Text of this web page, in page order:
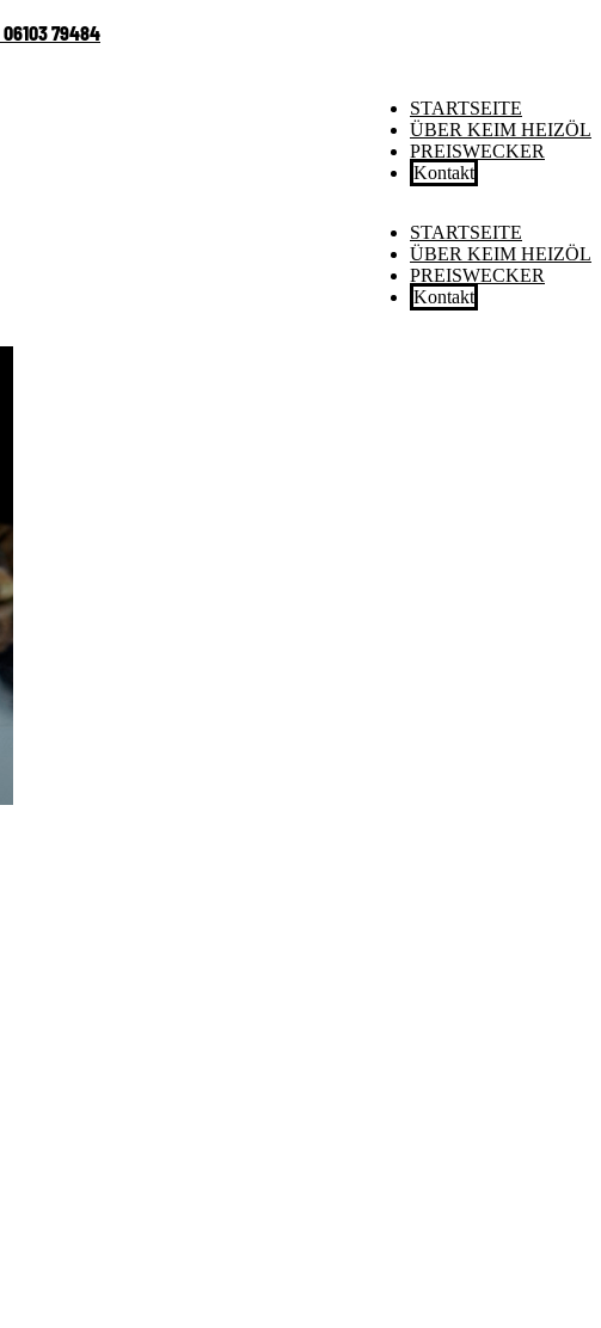
06103 79484
STARTSEITE
ÜBER KEIM HEIZÖL
PREISWECKER
Kontakt
STARTSEITE
ÜBER KEIM HEIZÖL
PREISWECKER
Kontakt